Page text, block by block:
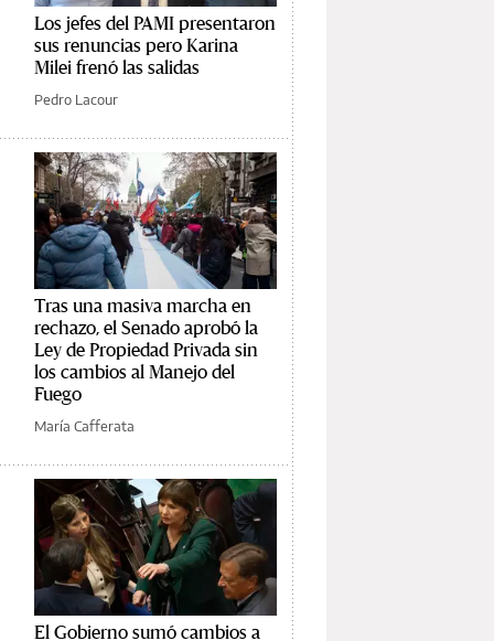
Los jefes del PAMI presentaron
sus renuncias pero Karina
Milei frenó las salidas
Pedro Lacour
Tras una masiva marcha en
rechazo, el Senado aprobó la
Ley de Propiedad Privada sin
los cambios al Manejo del
Fuego
María Cafferata
El Gobierno sumó cambios a